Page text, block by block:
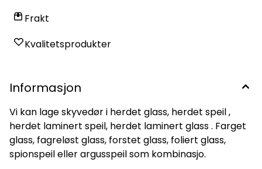
Frakt
Kvalitetsprodukter
Informasjon
Vi kan lage skyvedør i herdet glass, herdet speil ,
herdet laminert speil, herdet laminert glass . Farget
glass, fagreløst glass, forstet glass, foliert glass,
spionspeil eller argusspeil som kombinasjo.